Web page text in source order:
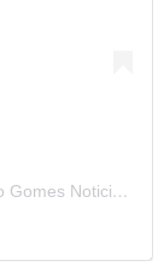
Uma publicação partilhada por Blog Adalberto Gomes Noticias (@blogadalbertogomesnoticiass)